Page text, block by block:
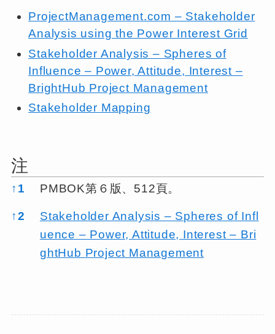
ProjectManagement.com – Stakeholder
Analysis using the Power Interest Grid
Stakeholder Analysis – Spheres of
Influence – Power, Attitude, Interest –
BrightHub Project Management
Stakeholder Mapping
注
注
↑ 1 PMBOK第６版、512頁。
↑2
Stakeholder Analysis – Spheres of Infl
uence – Power, Attitude, Interest – Bri
ghtHub Project Management